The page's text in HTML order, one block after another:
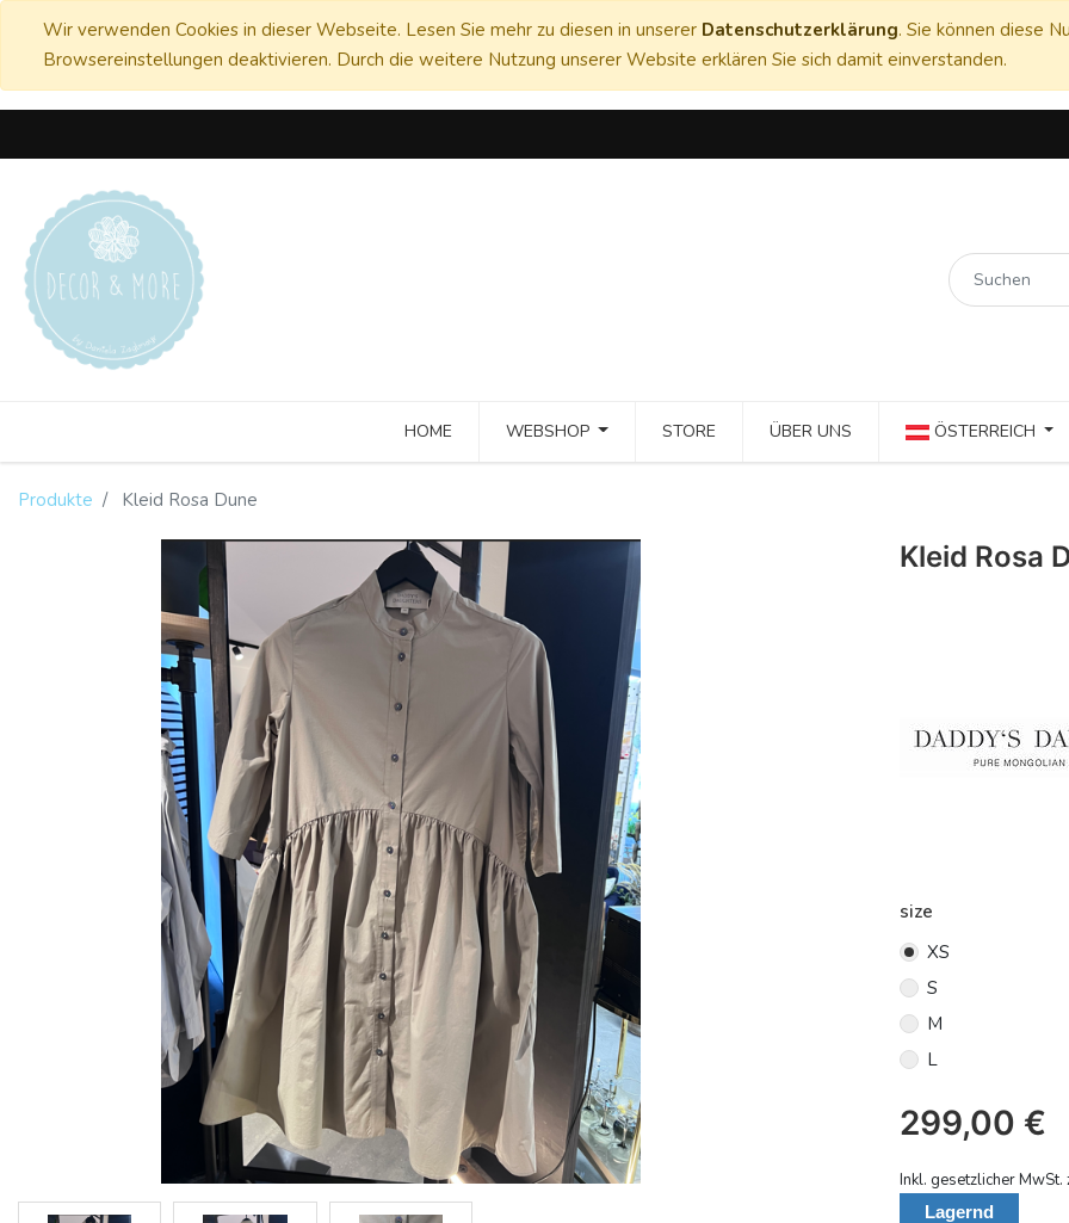
Wir verwenden Cookies in dieser Webseite. Lesen Sie mehr zu diesen in unserer Datenschutzerklärung. Sie können diese
Browsereinstellungen deaktivieren. Durch die weitere Nutzung unserer Website erklären Sie sich damit einverstanden.
HOME WEBSHOP STORE ÜBER UNS ÖSTERREICH
Produkte Kleid Rosa Dune
Kleid Rosa
size
XS
S
M
L
299,00 €
Inkl. gesetzlicher
Lagernd